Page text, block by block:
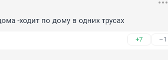
-ходит по дому в одних трусах
+7 –1